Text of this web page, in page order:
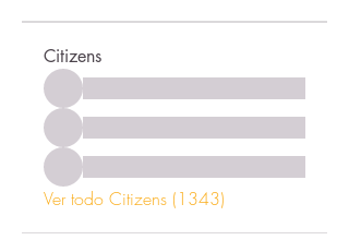
Citizens
Ver todo Citizens (1343)